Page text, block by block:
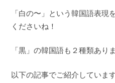
「白の〜」という韓国語表現
くださいね！
「黒」の韓国語も２種類ありま
以下の記事でご紹介していま